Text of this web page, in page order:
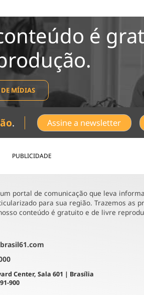
é
MÍDIAS
. Assine a newsletter
PUBLICIDADE
portal de comunicação que leva
para sua região. Trazemos as
conteúdo é gratuito e de livre
Center, Sala 601 | Brasília
900